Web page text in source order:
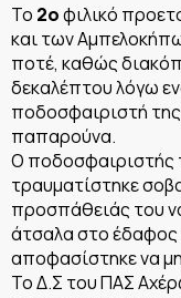
Το 2οφιλικό
και των
ποτέ, καθώς
δεκαλέπτου λόγω
ποδοσφαιριστή
παπαρούνα.
Ο ποδοσφαιριστής
τραυματίστηκε
προσπάθειάς του
άτσαλα στο έδαφος
αποφασίστηκε να
Το Δ.Σ του ΠΑΣ